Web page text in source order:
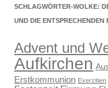
SCHLAGWÖRTER-WOLKE:
UND DIE
Advent und
Aufkirchen
Erstkommunion Exerzitien